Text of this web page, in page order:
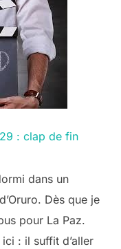
: clap de fin
dans un
Dès que je
pour La Paz.
: il suffit d’aller